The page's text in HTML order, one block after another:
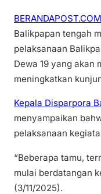
BERANDAPOST.COM
Balikpapan tengah
pelaksanaan
Dewa 19 yang akan
meningkatkan
Kepala Disparpora
menyampaikan
pelaksanaan
“Beberapa tamu,
mulai berdatangan
(3/11/2025).